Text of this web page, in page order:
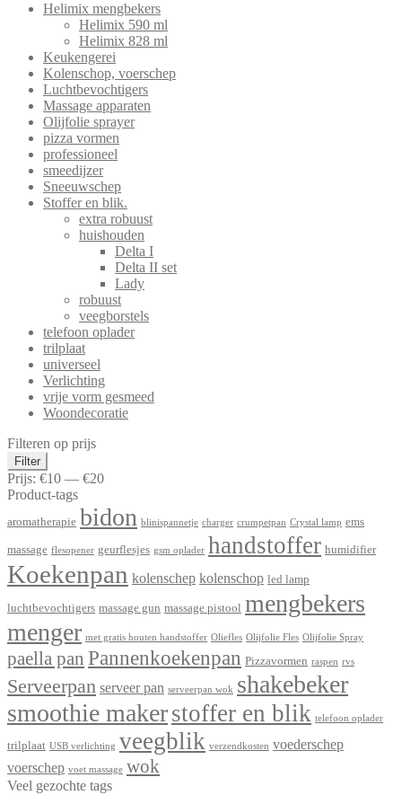
Helimix mengbekers
Helimix 590 ml
Helimix 828 ml
Keukengerei
Kolenschop, voerschep
Luchtbevochtigers
Massage apparaten
Olijfolie sprayer
pizza vormen
professioneel
smeedijzer
Sneeuwschep
Stoffer en blik.
extra robuust
huishouden
Delta I
Delta II set
Lady
robuust
veegborstels
telefoon oplader
trilplaat
universeel
Verlichting
vrije vorm gesmeed
Woondecoratie
Filteren op prijs
Min.
prijs
Max.
prijs
Filter
Prijs: €10 — €20
Product-tags
aromatherapie bidon blinispannetje charger crumpetpan Crystal lamp ems
massage flesopener geurflesjes gsm oplader handstoffer humidifier
Koekenpan kolenschep kolenschop led lamp
luchtbevochtigers massage gun massage pistool mengbekers
menger met gratis houten handstoffer Oliefles Olijfolie Fles Olijfolie Spray
paella pan Pannenkoekenpan Pizzavormen raspen rvs
Serveerpan serveer pan serveerpan wok shakebeker
smoothie makerstoffer en blik telefoon oplader
trilplaat USB verlichting veegblik verzendkosten voederschep
voerschep voet massage wok
Veel gezochte tags